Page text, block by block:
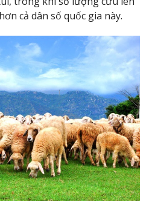
cả dân số quốc gia này.